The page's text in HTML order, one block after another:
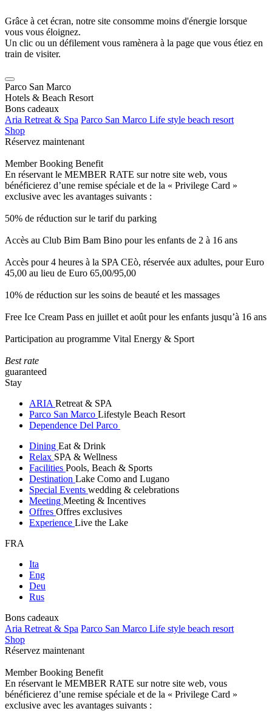
Grâce à cet écran, notre site consomme moins d'énergie lorsque
vous vous éloignez.
Un clic ou un défilement vous ramènera à la page que vous étiez en
train de visiter.
Parco San Marco
Hotels & Beach Resort
Bons cadeaux
Aria Retreat & Spa Parco San Marco Life style beach resort
Shop
Réservez maintenant
Member Booking Benefit
En réservant le MEMBER RATE sur notre site web, vous
bénéficierez d’une remise spéciale et de la « Privilege Card »
exclusive avec les avantages suivants :
50% de réduction sur le tarif du parking
Accès au Club Bim Bam Bino pour les enfants de 2 à 16 ans
Accès pour 4 heures à la SPA CEò, réservée aux adultes, pour Euro
45,00 au lieu de Euro 65,00/95,00
10% de réduction sur les soins de beauté et les massages
Free Ice Cream Pass en juillet et août pour les enfants jusqu’à 16 ans
Participation au programme Vital Energy & Sport
Best rate
guaranteed
Stay
ARIA Retreat & SPA
Parco San Marco Lifestyle Beach Resort
Dependence Del Parco
Dining Eat & Drink
Relax SPA & Wellness
Facilities Pools, Beach & Sports
Destination Lake Como and Lugano
Special Events wedding & celebrations
Meeting Meeting & Incentives
Offres Offres exclusives
Experience Live the Lake
FRA
Ita
Eng
Deu
Rus
Bons cadeaux
Aria Retreat & Spa Parco San Marco Life style beach resort
Shop
Réservez maintenant
Member Booking Benefit
En réservant le MEMBER RATE sur notre site web, vous
bénéficierez d’une remise spéciale et de la « Privilege Card »
exclusive avec les avantages suivants :